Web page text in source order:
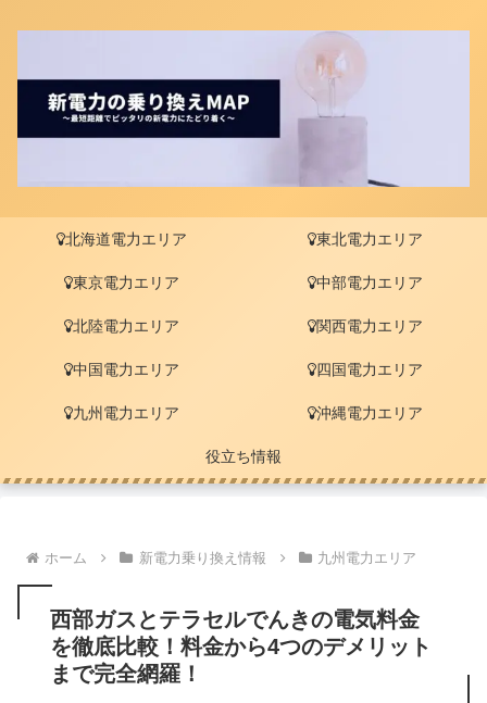
北海道電力エリア 東北電力エリア
東京電力エリア 中部電力エリア
北陸電力エリア 関西電力エリア
中国電力エリア 四国電力エリア
九州電力エリア 沖縄電力エリア
役立ち情報
ホーム 新電力乗り換え情報 九州電力エリア
西部ガスとテラセルでんきの電気料金
を徹底比較！料金から4つのデメリット
まで完全網羅！